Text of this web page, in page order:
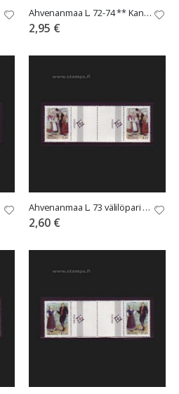
Ahvenanmaa L. 72-74 ** Kansanpuvut
2,95 €
Ahvenanmaa L. 73 välilöpari ilman numeroa
2,60 €